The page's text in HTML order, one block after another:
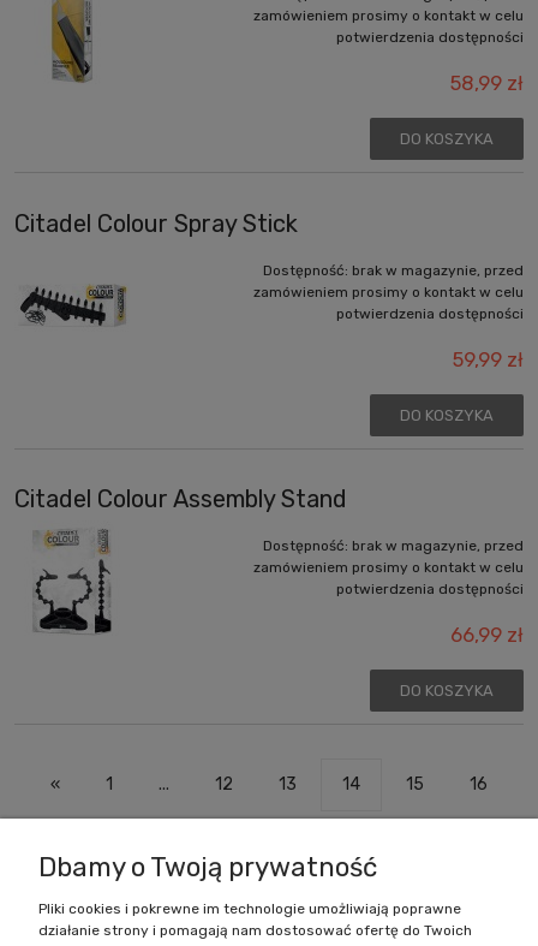
zamówieniem prosimy o kontakt w celu
potwierdzenia dostępności
58,99 zł
DO KOSZYKA
Citadel Colour Spray Stick
Dostępność: brak w magazynie, przed
zamówieniem prosimy o kontakt w celu
potwierdzenia dostępności
59,99 zł
DO KOSZYKA
Citadel Colour Assembly Stand
Dostępność: brak w magazynie, przed
zamówieniem prosimy o kontakt w celu
potwierdzenia dostępności
66,99 zł
DO KOSZYKA
« 1 ... 12 13 14 15 16
Zakupy
Dbamy o Twoją prywatność
Pliki cookies i pokrewne im technologie umożliwiają poprawne
działanie strony i pomagają nam dostosować ofertę do Twoich